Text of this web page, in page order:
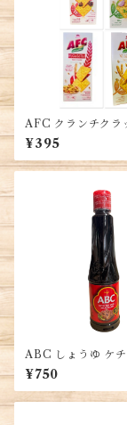
AFC クランチクラ
G(8袋入り)・AFC
cker 172G (8 gói
¥395
ABC しょうゆ ケ
シン 醬油、品質大
味豊かな調味料、イ
ア産、SOY
¥750